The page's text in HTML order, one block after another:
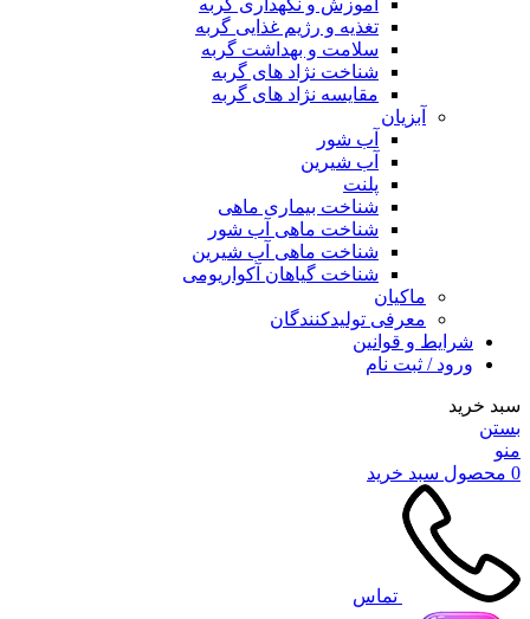
آموزش و نگهداری گربه
تغذیه و رژیم غذایی گربه
سلامت و بهداشت گربه
شناخت نژاد های گربه
مقایسه نژاد های گربه
آبزیان
آب شور
آب شیرین
پلنت
شناخت بیماری ماهی
شناخت ماهی آب شور
شناخت ماهی آب شیرین
شناخت گیاهان آکواریومی
ماکیان
معرفی تولیدکنندگان
شرایط و قوانین
ورود / ثبت نام
سبد خرید
بستن
منو
0 محصول سبد خرید
تماس